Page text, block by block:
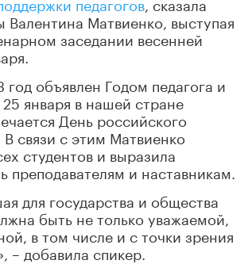
Валентина Матвиенко, выступая
заседании весенней
объявлен Годом педагога и
января в нашей стране
День российского
В связи с этим Матвиенко
студентов и выразила
преподавателям и наставникам.
для государства и общества
быть не только уважаемой,
в том числе и с точки зрения
– добавила спикер.